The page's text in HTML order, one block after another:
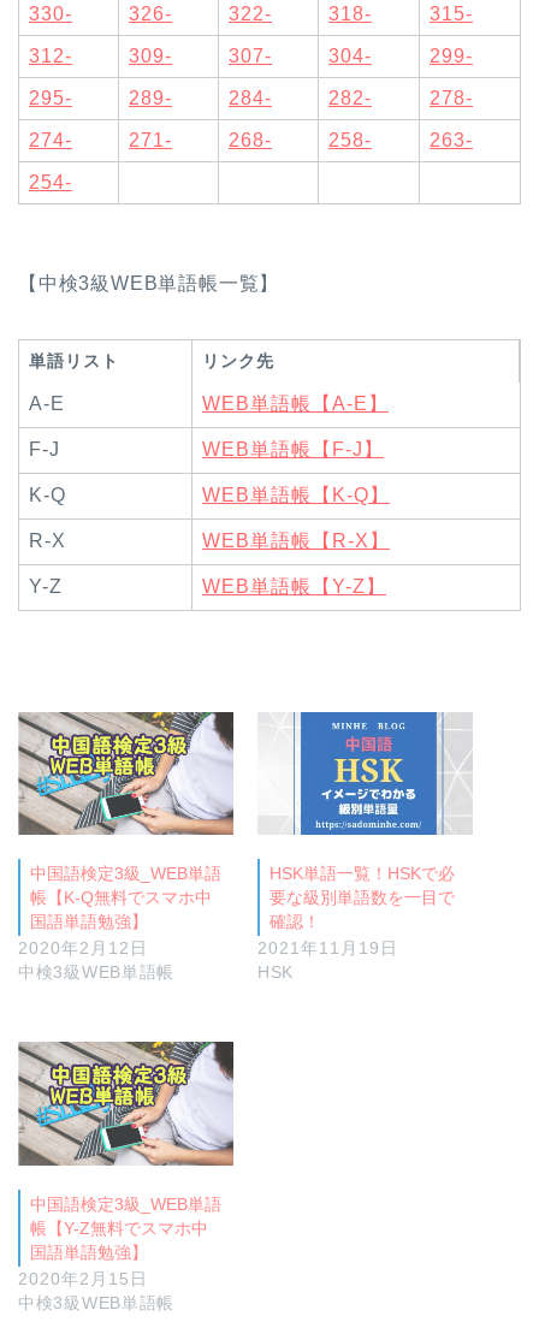
330- 326- 322- 318- 315-
312- 309- 307- 304- 299-
295- 289- 284- 282- 278-
274- 271- 268- 258- 263-
254-
【中検3級WEB単語帳一覧】
単語リスト リンク先
A-E WEB単語帳【A-E】
F-J WEB単語帳【F-J】
K-Q WEB単語帳【K-Q】
R-X WEB単語帳【R-X】
Y-Z WEB単語帳【Y-Z】
中国語検定3級_WEB単語
帳【K-Q無料でスマホ中
国語単語勉強】
2020年2月12日
中検3級WEB単語帳
HSK単語一覧！HSKで必
要な級別単語数を一目で
確認！
2021年11月19日
HSK
中国語検定3級_WEB単語
帳【Y-Z無料でスマホ中
国語単語勉強】
2020年2月15日
中検3級WEB単語帳